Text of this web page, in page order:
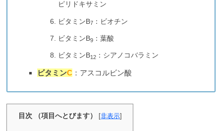
ピリドキサミン
ビタミンB7：ビオチン
ビタミンB9：葉酸
ビタミンB12：シアノコバラミン
ビタミンC ：アスコルビン酸
目次 （項目へとびます） [非表示]